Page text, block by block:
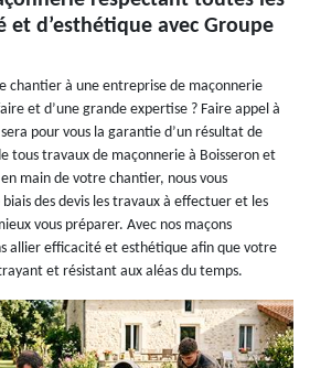
d’esthétique avec Groupe
chantier à une entreprise de maçonnerie
et d’une grande expertise ? Faire appel à
pour vous la garantie d’un résultat de
tous travaux de maçonnerie à Boisseron et
main de votre chantier, nous vous
des devis les travaux à effectuer et les
vous préparer. Avec nos maçons
allier efficacité et esthétique afin que votre
et résistant aux aléas du temps.